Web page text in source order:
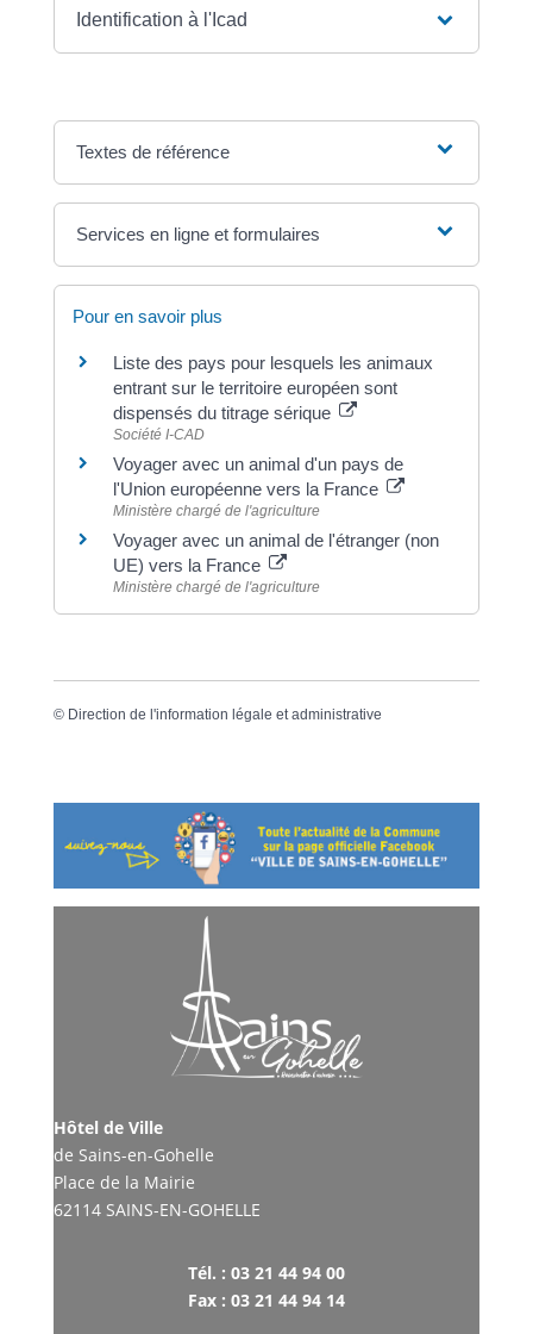
Identification à l'Icad
Textes de référence
Services en ligne et formulaires
Pour en savoir plus
Liste des pays pour lesquels les animaux
entrant sur le territoire européen sont
dispensés du titrage sérique
Société I-CAD
Voyager avec un animal d'un pays de
l'Union européenne vers la France
Ministère chargé de l'agriculture
Voyager avec un animal de l'étranger (non
UE) vers la France
Ministère chargé de l'agriculture
© Direction de l'information légale et administrative
Hôtel de Ville
de Sains-en-Gohelle
Place de la Mairie
62114 SAINS-EN-GOHELLE
Tél. : 03 21 44 94 00
Fax : 03 21 44 94 14